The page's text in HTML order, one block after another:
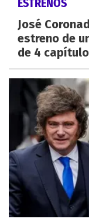
ESTRENOS
José
estreno de
de 4